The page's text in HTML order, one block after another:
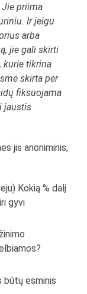
Jie priima
Ir jeigu
arba
jie gali skirti
kurie tikrina
skirta per
fiksuojama
jaustis
jis anoniminis,
Kokią % dalį
gyvi
būtų esminis